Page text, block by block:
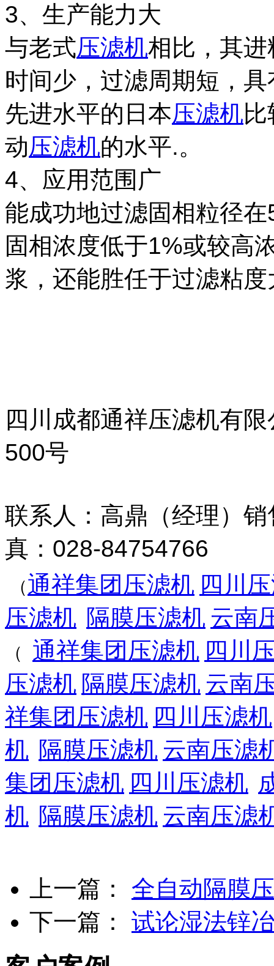
3、生产能力大
与老式压滤机相比，其
时间少，过滤周期短，
先进水平的日本压滤机
动压滤机的水平.。
4、应用范围广
能成功地过滤固相粒径
固相浓度低于1%或较高
浆，还能胜任于过滤粘
四川成都通祥压滤机有
500号
联系人：高鼎（经理）
真：028-84754766
（通祥集团压滤机 四川
压滤机 隔膜压滤机 云南
（ 通祥集团压滤机 四川
压滤机 隔膜压滤机 云南
祥集团压滤机 四川压滤机
机 隔膜压滤机 云南压滤
集团压滤机 四川压滤机
机 隔膜压滤机 云南压滤
上一篇： 全自动隔膜
下一篇： 试论湿法锌